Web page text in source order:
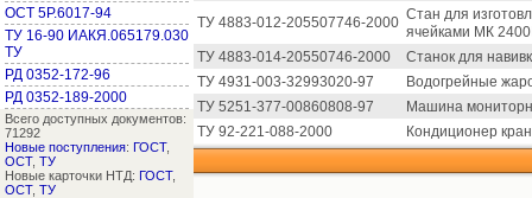
ОСТ 5Р.6017-94
ТУ 16-90 ИАКЯ.065179.030
ТУ
РД 0352-172-96
РД 0352-189-2000
Всего доступных документов:
71292
Новые поступления: ГОСТ,
ОСТ, ТУ
Новые карточки НТД: ГОСТ,
ОСТ, ТУ
ТУ 4883-012-205507746-2000 Стан для
ячейками МК
ТУ 4883-014-20550746-2000
Станок для
ТУ 4931-003-32993020-97
Водогрейные
ТУ 5251-377-00860808-97
Машина
ТУ 92-221-088-2000
Кондиционер